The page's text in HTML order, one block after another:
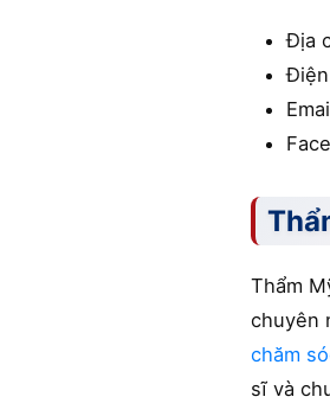
Địa
Thẩm
chuyên
chăm
sĩ và